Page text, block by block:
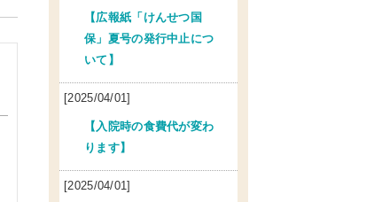
【広報紙「けんせつ国
保」夏号の発行中止につ
いて】
[2025/04/01]
【入院時の食費代が変わ
ります】
[2025/04/01]